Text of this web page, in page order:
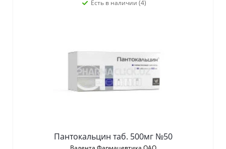
Есть в наличии (4)
Пантокальцин таб. 500мг №50